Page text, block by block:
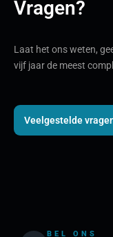
Vragen?
Laat het ons weten,
vijf jaar de meest
Veelgestelde
BEL ONS